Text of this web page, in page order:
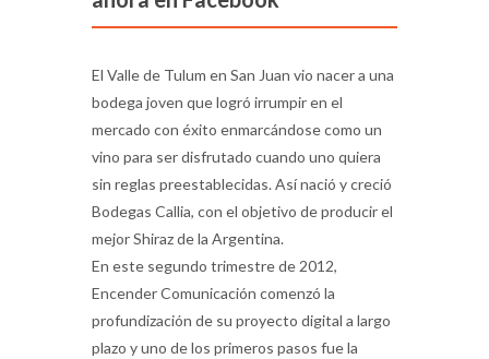
El Valle de Tulum en San Juan vio nacer a una
bodega joven que logró irrumpir en el
mercado con éxito enmarcándose como un
vino para ser disfrutado cuando uno quiera
sin reglas preestablecidas. Así nació y creció
Bodegas Callia, con el objetivo de producir el
mejor Shiraz de la Argentina.
En este segundo trimestre de 2012,
Encender Comunicación comenzó la
profundización de su proyecto digital a largo
plazo y uno de los primeros pasos fue la